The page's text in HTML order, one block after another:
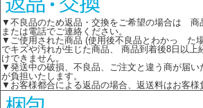
▼不良品のため返品・交換をご希望の場合は 商
または電話でご連絡ください。
▼ご使用された商品 (使用後不良品とわかっ た
でキズや汚れが生じた商品、 商品到着後8日以上
けできません。
▼発送中の破損、不良品、ご注文と違う商が届い
が負担いたします。
▼お客様都合による返品の場合、返送料はお客様